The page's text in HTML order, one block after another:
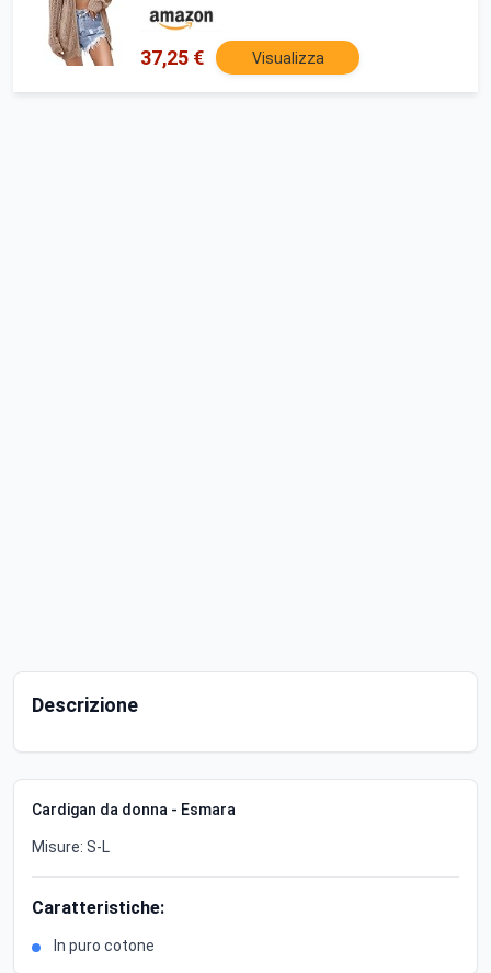
cammello, M
37,25 € Visualizza
Descrizione
Cardigan da donna - Esmara
Misure: S-L
Caratteristiche:
In puro cotone